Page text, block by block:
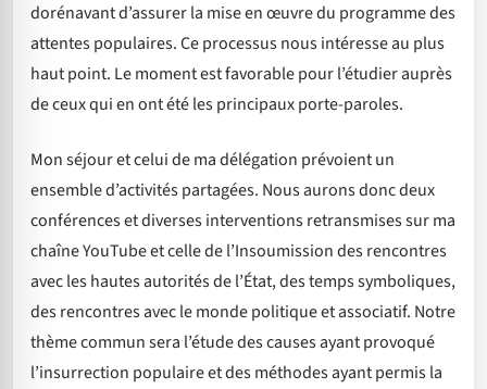
dorénavant d’assurer la mise en œuvre du programme des
attentes populaires. Ce processus nous intéresse au plus
haut point. Le moment est favorable pour l’étudier auprès
de ceux qui en ont été les principaux porte-paroles.
Mon séjour et celui de ma délégation prévoient un
ensemble d’activités partagées. Nous aurons donc deux
conférences et diverses interventions retransmises sur ma
chaîne YouTube et celle de l’Insoumission des rencontres
avec les hautes autorités de l’État, des temps symboliques,
des rencontres avec le monde politique et associatif. Notre
thème commun sera l’étude des causes ayant provoqué
l’insurrection populaire et des méthodes ayant permis la